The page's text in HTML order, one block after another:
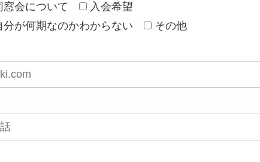
窓会について
入会希望
分が何期なのかわからない
その他